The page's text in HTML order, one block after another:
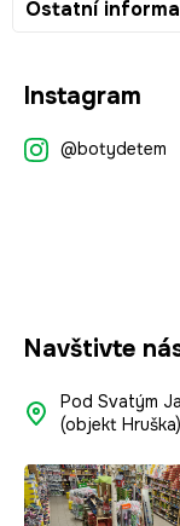
Ostatní
Instagram
@botydetem
Navštivte
Pod Svatým
(objekt Hruška)